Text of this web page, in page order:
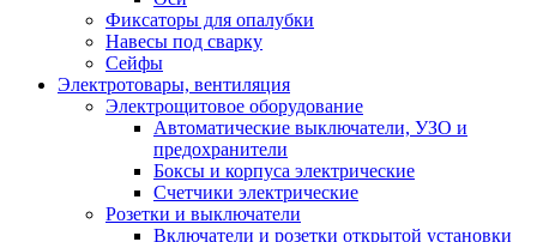
Фиксаторы для опалубки
Навесы под сварку
Сейфы
Электротовары, вентиляция
Электрощитовое оборудование
Автоматические выключатели, УЗО и
предохранители
Боксы и корпуса электрические
Счетчики электрические
Розетки и выключатели
Включатели и розетки открытой установки